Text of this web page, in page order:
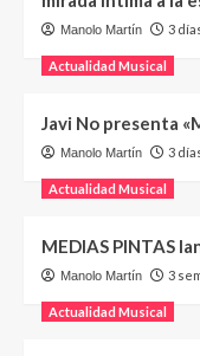
Manolo Martín 3
Actualidad Musical
Javi No presenta
Manolo Martín 3
Actualidad Musical
MEDIAS PINTAS
Manolo Martín 3
Actualidad Musical